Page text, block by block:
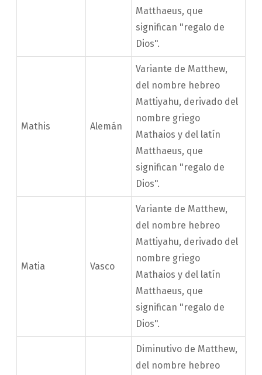
Matthaeus, que
significan "regalo de
Dios".
Mathis Alemán
Variante de Matthew,
del nombre hebreo
Mattiyahu, derivado del
nombre griego
Mathaios y del latín
Matthaeus, que
significan "regalo de
Dios".
Matia Vasco
Variante de Matthew,
del nombre hebreo
Mattiyahu, derivado del
nombre griego
Mathaios y del latín
Matthaeus, que
significan "regalo de
Dios".
Diminutivo de Matthew,
del nombre hebreo